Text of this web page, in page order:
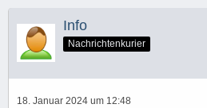
Info
Nachrichtenkurier
18. Januar 2024 um 12:48